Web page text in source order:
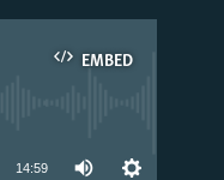
EMBED
14:59